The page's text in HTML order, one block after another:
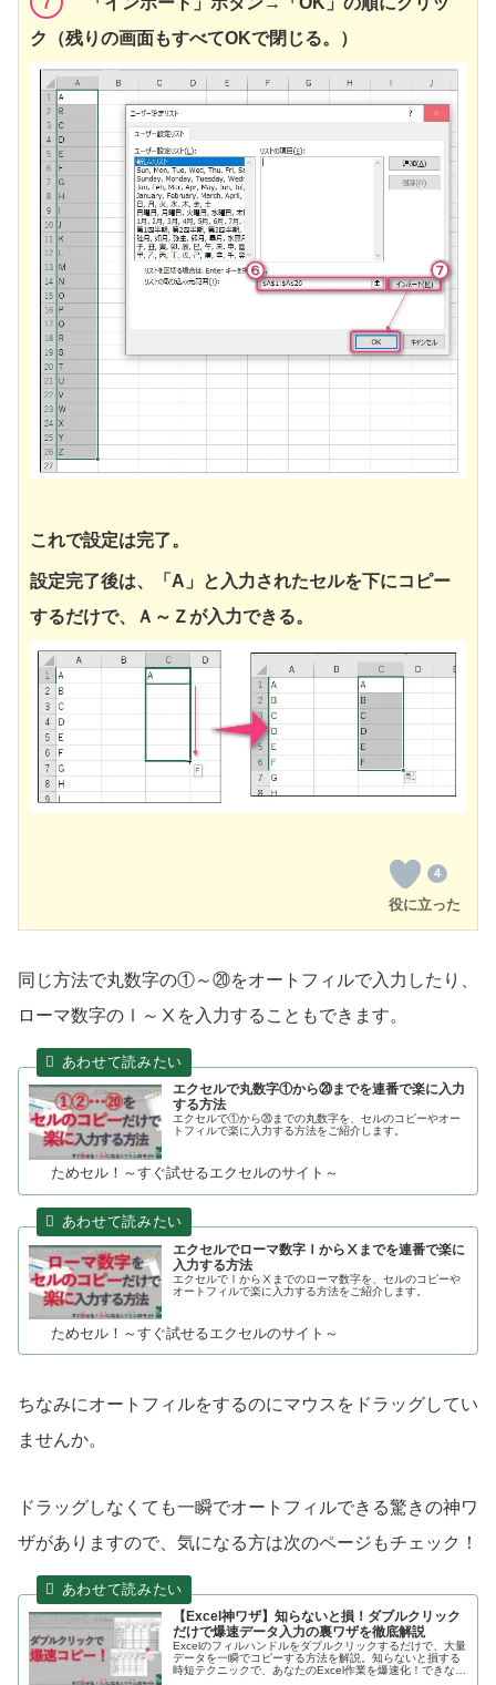
ク（残りの画面もすべてOKで閉じる。）
これで設定は完了。
設定完了後は、「A」と入力されたセルを下にコピー
するだけで、Ａ～Ｚが入力できる。
4
役に立った
同じ方法で丸数字の①～⑳をオートフィルで入力したり、
ローマ数字のⅠ～Ⅹを入力することもできます。
エクセルで丸数字①から⑳までを連番で楽に入力
する方法
エクセルで①から⑳までの丸数字を、セルのコピーやオー
トフィルで楽に入力する方法をご紹介します。
ためセル！～すぐ試せるエクセルのサイト～
エクセルでローマ数字ⅠからⅩまでを連番で楽に
入力する方法
エクセルでⅠからⅩまでのローマ数字を、セルのコピーや
オートフィルで楽に入力する方法をご紹介します。
ためセル！～すぐ試せるエクセルのサイト～
ちなみにオートフィルをするのにマウスをドラッグしてい
ませんか。
ドラッグしなくても一瞬でオートフィルできる驚きの神ワ
ザがありますので、気になる方は次のページもチェック！
【Excel神ワザ】知らないと損！ダブルクリック
だけで爆速データ入力の裏ワザを徹底解説
Excelのフィルハンドルをダブルクリックするだけで、大量
データを一瞬でコピーする方法を解説。知らないと損する
時短テクニックで、あなたのExcel作業を爆速化！できない